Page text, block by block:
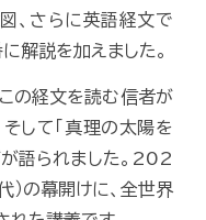
、さらに英語経文で
解説を加えました。
の経文を読む信者が
して「真理の太陽を
が語られました。202
）の幕開けに、全世界